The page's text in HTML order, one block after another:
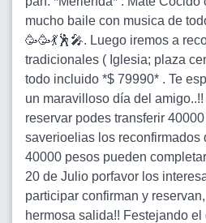
mucho baile con musica de
🥳🥳💃🕺🎤. Luego iremos a
tradicionales ( Iglesia; plaza
todo incluido *$ 79990* . Te
un maravilloso día del
reservar podes transferir
saverioelias los reconfirmados
40000 pesos pueden
20 de Julio porfavor los
participar confirman y
hermosa salida!! Festejando el